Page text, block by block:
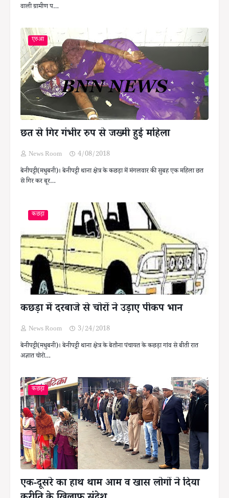
वाली ग्रामीण प…
एरुआ
छत से गिर गंभीर रुप से जख्मी हुई महिला
News Room
4/08/2018
बेनीपट्टी(मधुबनी)। बेनीपट्टी थाना क्षेत्र के कछड़ा में मंगलवार की सुबह एक महिला छत
से गिर कर बूर…
कछड़ा
कछड़ा में दरबाजे से चोरों ने उड़ाए पीकप भान
News Room
3/24/2018
बेनीपट्टी(मधुबनी)। बेनीपट्टी थाना क्षेत्र के बेतौना पंचायत के कछड़ा गांव से बीती रात
अज्ञात चोरो…
कछड़ा
एक-दूसरे का हाथ थाम आम व खास लोगों ने दिया